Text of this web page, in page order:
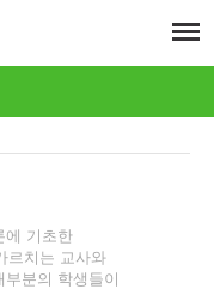
에 기초한
르치는 교사와
분의 학생들이